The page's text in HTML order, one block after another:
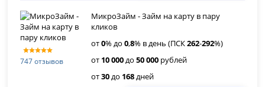
747 отзывов
МикроЗайм - Займ на карту в пару
кликов
от0% до0,8% в день (ПСК262-292%)
от 10 000до50 000 рублей
от30до 168дней